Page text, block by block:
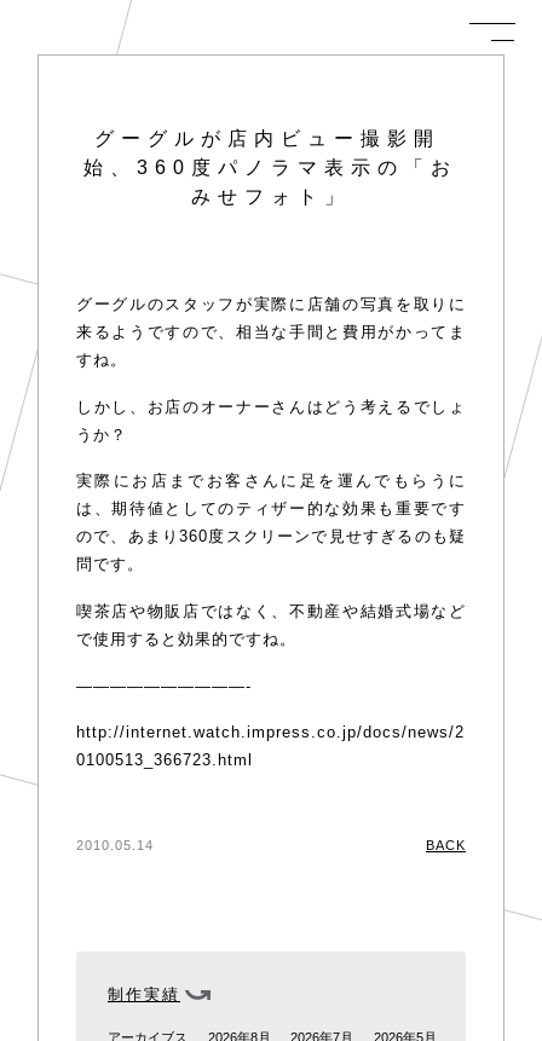
グーグルが店内ビュー撮影開
始、360度パノラマ表示の「お
みせフォト」
グーグルのスタッフが実際に店舗の写真を取りに
来るようですので、相当な手間と費用がかってま
すね。
しかし、お店のオーナーさんはどう考えるでしょ
うか？
実際にお店までお客さんに足を運んでもらうに
は、期待値としてのティザー的な効果も重要です
ので、あまり360度スクリーンで見せすぎるのも疑
問です。
喫茶店や物販店ではなく、不動産や結婚式場など
で使用すると効果的ですね。
——————————-
http://internet.watch.impress.co.jp/docs/news/2
0100513_366723.html
2010.05.14 BACK
制作実績
アーカイブス 2026年8月 2026年7月 2026年5月